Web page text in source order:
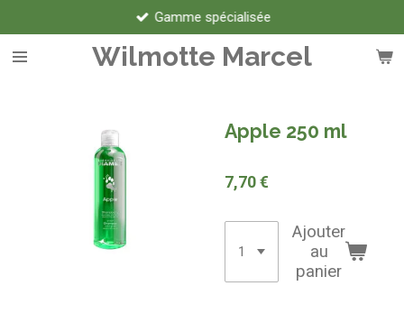
au
contenu
Wilmotte Marcel
Gamme spécialisée
Apple 250 ml
7,70 €
Ajouter
au
panier